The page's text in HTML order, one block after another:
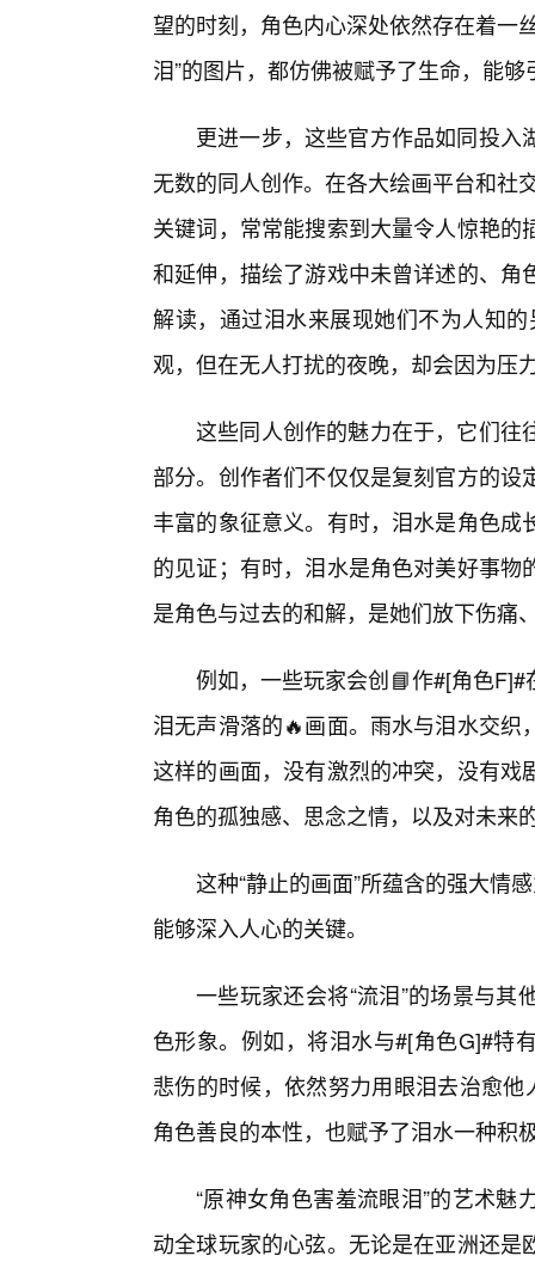
望的时刻，角色内心深处依然存在着一
泪”的图片，都仿佛被赋予了生命，能
更进一步，这些官方作品如同投
无数的同人创作。在各大绘画平台和社
关键词，常常能搜索到大量令人惊艳
和延伸，描绘了游戏中未曾详述的、
解读，通过泪水来展现她们不为人知
观，但在无人打扰的夜晚，却会因为压
这些同人创作的魅力在于，它们往
部分。创作者们不仅仅是复刻官方的
丰富的象征意义。有时，泪水是角色
的见证；有时，泪水是角色对美好事
是角色与过去的和解，是她们放下伤痛
例如，一些玩家会创📘作#[角色
泪无声滑落的🔥画面。雨水与泪水交
这样的画面，没有激烈的冲突，没有
角色的孤独感、思念之情，以及对未来
这种“静止的画面”所蕴含的强大情
能够深入人心的关键。
一些玩家还会将“流泪”的场景与
色形象。例如，将泪水与#[角色G]#特
悲伤的时候，依然努力用眼泪去治愈
角色善良的本性，也赋予了泪水一种积
“原神女角色害羞流眼泪”的艺术
动全球玩家的心弦。无论是在亚洲还